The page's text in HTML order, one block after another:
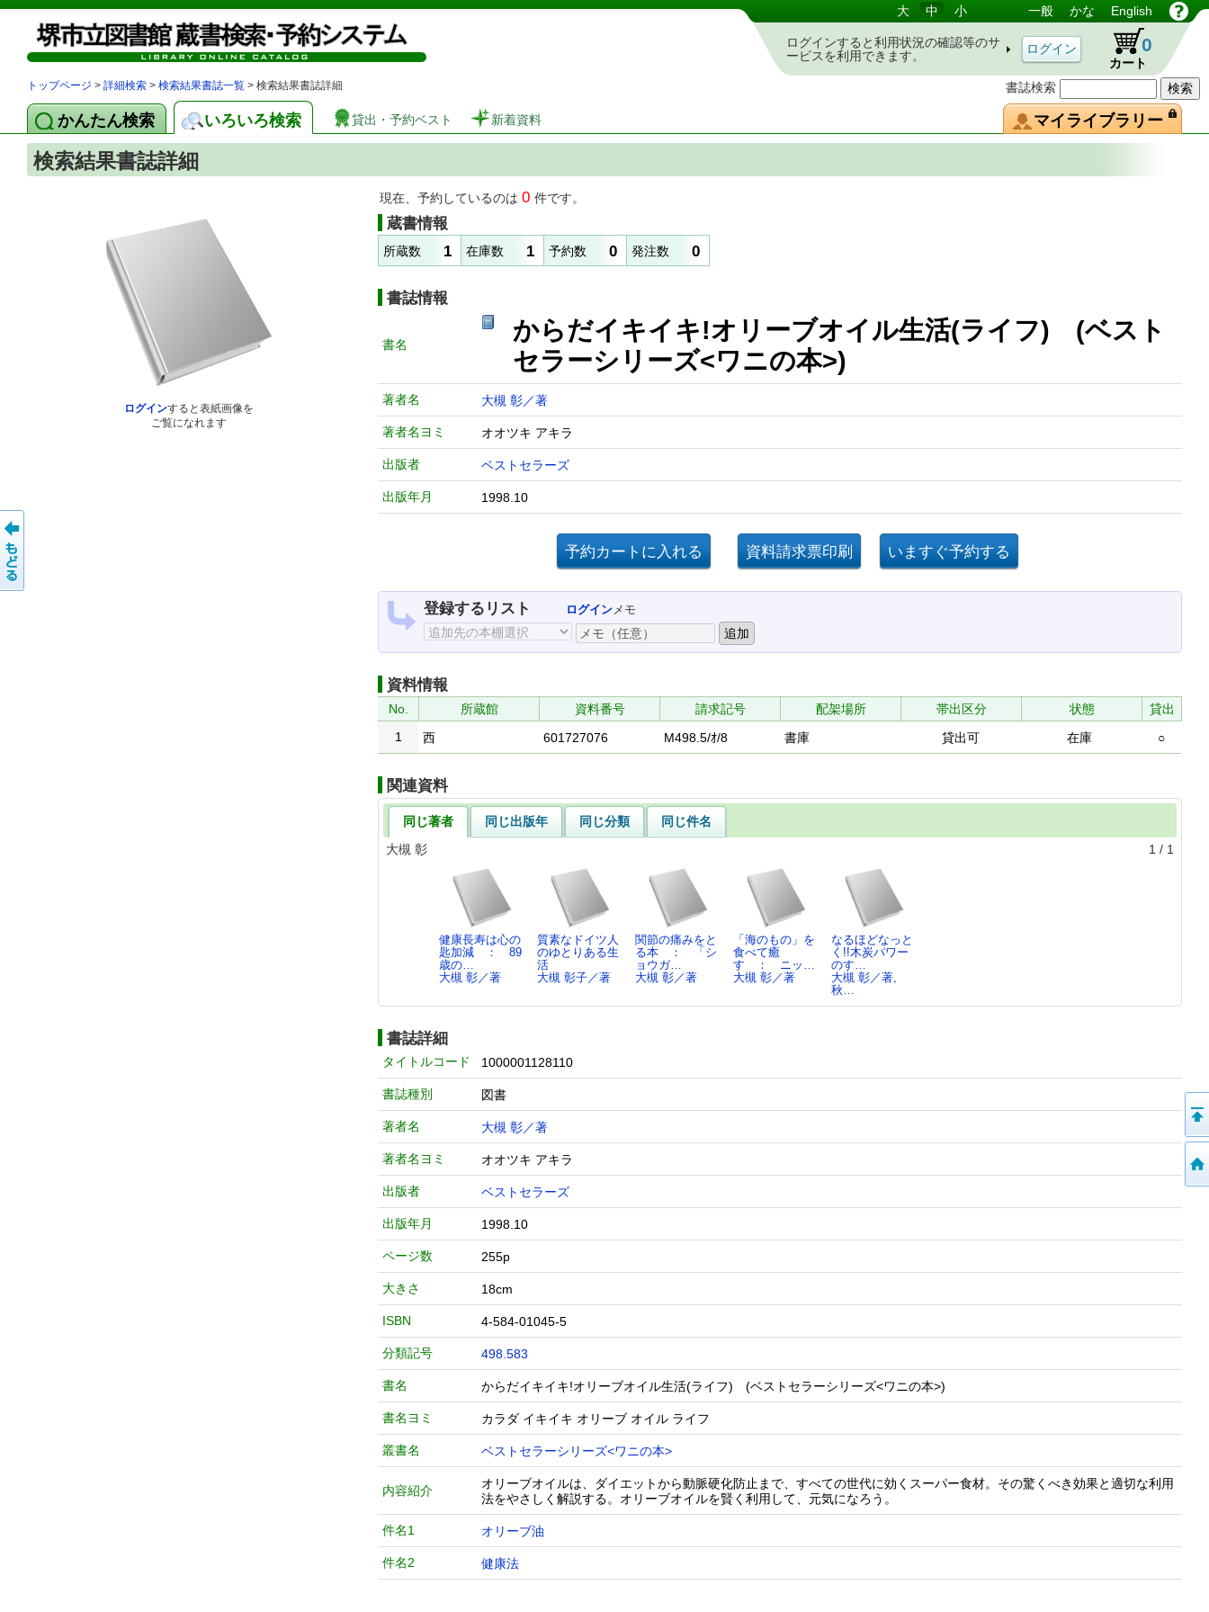
図書館 蔵書検索・予約システム
書誌検索
大 中 小 一般 かな English
ログインすると利用状況の確認等のサ
ービスを利用できます。
カート
0
トップページ > 詳細検索 > 検索結果書誌一覧 > 検索結果書誌詳細
かんたん検索 いろいろ検索 貸出・予約ベスト 新着資料 マイライブラリー
検索結果書誌詳細
ログインすると表紙画像を
ご覧になれます
現在、予約しているのは 0 件です。
蔵書情報
所蔵数 1 在庫数 1 予約数 0 発注数 0
書誌情報
書名
からだイキイキ!オリーブオイル生活(ライフ) (ベスト
セラーシリーズ<ワニの本>)
著者名 大槻 彰／著
著者名ヨミ オオツキ アキラ
出版者 ベストセラーズ
出版年月 1998.10
登録するリスト ログインメモ
資料情報
No. 所蔵館 資料番号 請求記号 配架場所 帯出区分 状態
貸出
1
西 601727076 M498.5/ｵ/8 書庫 貸出可 在庫 ○
関連資料
同じ著者 同じ出版年 同じ分類
同じ件名
大槻 彰
1 / 1
健康長寿は心の
匙加減 ： 89
歳の…
大槻 彰／著
質素なドイツ人
のゆとりある生
活
大槻 彰子／著
関節の痛みをと
る本 ： 「シ
ョウガ…
大槻 彰／著
「海のもの」を
食べて癒
す ： ニッ…
大槻 彰／著
なるほどなっと
く!!木炭パワー
のす…
大槻 彰／著,
秋…
書誌詳細
タイトルコード 1000001128110
書誌種別 図書
著者名 大槻 彰／著
著者名ヨミ オオツキ アキラ
出版者 ベストセラーズ
出版年月 1998.10
ページ数 255p
大きさ 18cm
ISBN 4-584-01045-5
分類記号 498.583
書名 からだイキイキ!オリーブオイル生活(ライフ) (ベストセラーシリーズ<ワニの本>)
書名ヨミ カラダ イキイキ オリーブ オイル ライフ
叢書名 ベストセラーシリーズ<ワニの本>
内容紹介
オリーブオイルは、ダイエットから動脈硬化防止まで、すべての世代に効くスーパー食材。その驚くべき効果と適切な利用
法をやさしく解説する。オリーブオイルを賢く利用して、元気になろう。
件名1 オリーブ油
件名2 健康法